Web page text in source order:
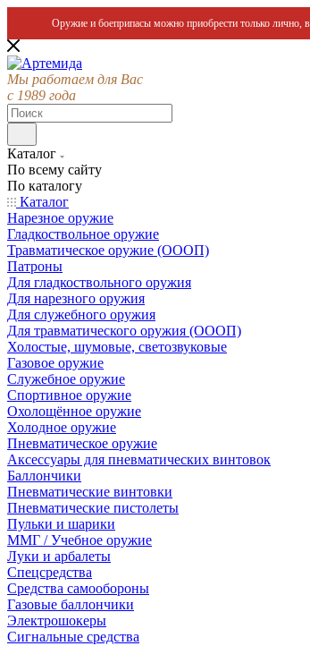
Оружие и боеприпасы можно приобрести только лично, в
Мы работаем для Вас
с 1989 года
Каталог
По всему сайту
По каталогу
Каталог
Нарезное оружие
Гладкоствольное оружие
Травматическое оружие (ОООП)
Патроны
Для гладкоствольного оружия
Для нарезного оружия
Для служебного оружия
Для травматического оружия (ОООП)
Холостые, шумовые, светозвуковые
Газовое оружие
Служебное оружие
Спортивное оружие
Охолощённое оружие
Холодное оружие
Пневматическое оружие
Аксессуары для пневматических винтовок
Баллончики
Пневматические винтовки
Пневматические пистолеты
Пульки и шарики
ММГ / Учебное оружие
Луки и арбалеты
Спецсредства
Средства самообороны
Газовые баллончики
Электрошокеры
Сигнальные средства